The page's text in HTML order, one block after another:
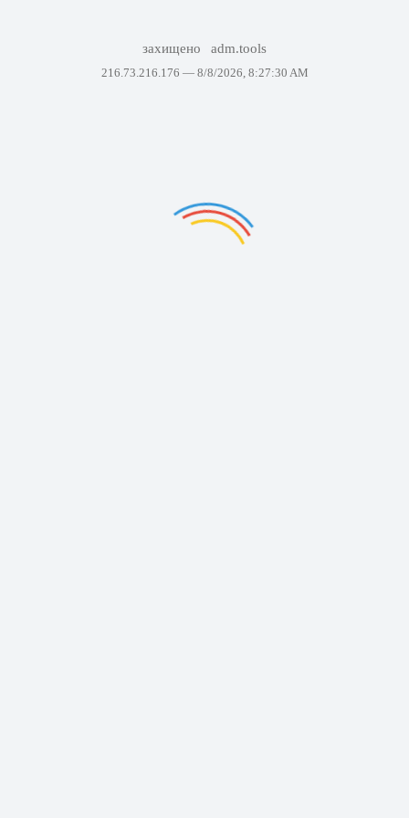
захищено adm.tools
216.73.216.176 — 8/8/2026, 8:27:30 AM